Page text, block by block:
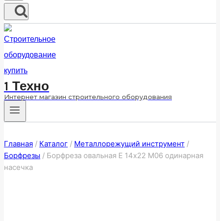
1 Техно
Интернет магазин строительного оборудования
Главная / Каталог / Металлорежущий инструмент /
Борфрезы / Борфреза овальная E 14х22 M06 одинарная
насечка